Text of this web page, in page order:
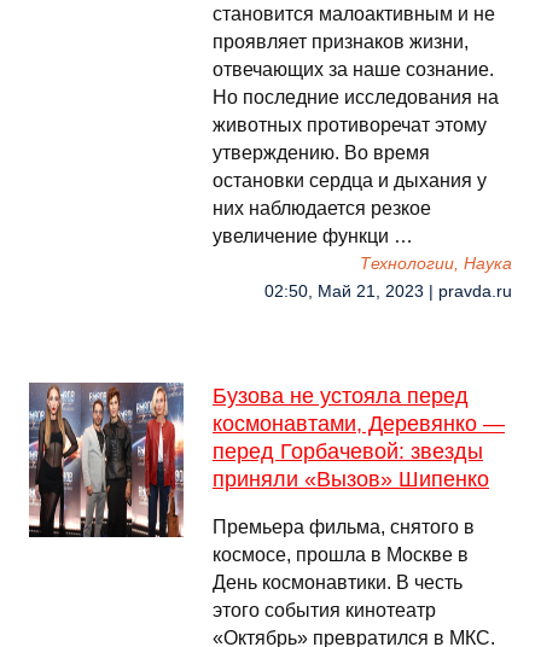
становится малоактивным и не
проявляет признаков жизни,
отвечающих за наше сознание.
Но последние исследования на
животных противоречат этому
утверждению. Во время
остановки сердца и дыхания у
них наблюдается резкое
увеличение функци …
Технологии, Наука
02:50, Май 21, 2023 | pravda.ru
Бузова не устояла перед
космонавтами, Деревянко —
перед Горбачевой: звезды
приняли «Вызов» Шипенко
Премьера фильма, снятого в
космосе, прошла в Москве в
День космонавтики. В честь
этого события кинотеатр
«Октябрь» превратился в МКС.